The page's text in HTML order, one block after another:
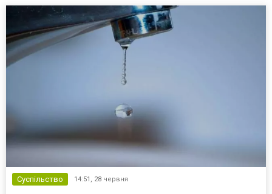
Суспільство 14:51, 28 червня